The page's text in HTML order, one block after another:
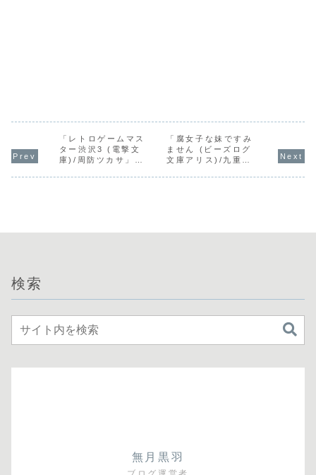
「レトロゲームマス
ター渋沢3 (電撃文
庫)/周防ツカサ」の
「腐女子な妹ですみ
ません (ビーズログ
文庫アリス)/九重木
検索
無月黒羽